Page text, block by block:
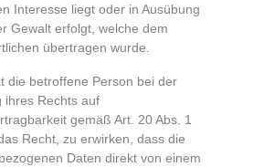
Interesse liegt oder in Ausübung
Gewalt erfolgt, welche dem
übertragen wurde.
die betroffene Person bei der
ihres Rechts auf
gemäß Art. 20 Abs. 1
Recht, zu erwirken, dass die
Daten direkt von einem